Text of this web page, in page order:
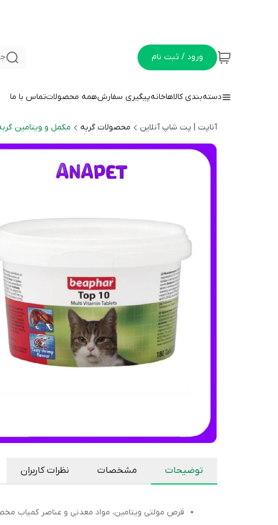
ورود / ثبت نام
دسته‌بندی کالاهاخانهپیگیری سفارشهمه محصولاتتماس با ما
آناپت | پت شاپ آنلاین محصولات گربه مکمل و ویتامین
توضیحات مشخصات نظرات کاربران
قرص مولتی ویتامین، مواد معدنی و عناصر کمیاب